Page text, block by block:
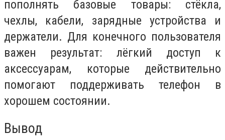
пополнять базовые товары: стёкла,
чехлы, кабели, зарядные устройства и
держатели. Для конечного пользователя
важен результат: лёгкий доступ к
аксессуарам, которые действительно
помогают поддерживать телефон в
хорошем состоянии.
Вывод